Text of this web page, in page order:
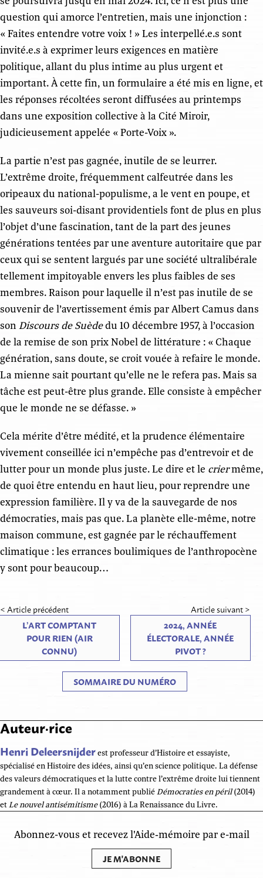
question qui amorce l’entretien, mais une injonction :
« Faites entendre votre voix ! » Les interpellé.e.s sont
invité.e.s à exprimer leurs exigences en matière
politique, allant du plus intime au plus urgent et
important. À cette fin, un formulaire a été mis en ligne, et
les réponses récoltées seront diffusées au printemps
dans une exposition collective à la Cité Miroir,
judicieusement appelée « Porte-Voix ».
La partie n’est pas gagnée, inutile de se leurrer.
L’extrême droite, fréquemment calfeutrée dans les
oripeaux du national-populisme, a le vent en poupe, et
les sauveurs soi-disant providentiels font de plus en plus
l’objet d’une fascination, tant de la part des jeunes
générations tentées par une aventure autoritaire que par
ceux qui se sentent largués par une société ultralibérale
tellement impitoyable envers les plus faibles de ses
membres. Raison pour laquelle il n’est pas inutile de se
souvenir de l’avertissement émis par Albert Camus dans
sonDiscours de Suèdedu 10 décembre 1957, à l’occasion
de la remise de son prix Nobel de littérature : « Chaque
génération, sans doute, se croit vouée à refaire le monde.
La mienne sait pourtant qu’elle ne le refera pas. Mais sa
tâche est peut-être plus grande. Elle consiste à empêcher
que le monde ne se défasse. »
Cela mérite d’être médité, et la prudence élémentaire
vivement conseillée ici n’empêche pas d’entrevoir et de
lutter pour un monde plus juste. Le dire et le criermême,
de quoi être entendu en haut lieu, pour reprendre une
expression familière. Il y va de la sauvegarde de nos
démocraties, mais pas que. La planète elle-même, notre
maison commune, est gagnée par le réchauffement
climatique : les errances boulimiques de l’anthropocène
y sont pour beaucoup…
< Article précédent
L’ART COMPTANT
POUR RIEN (AIR
CONNU)
Article suivant >
2024, ANNÉE
ÉLECTORALE, ANNÉE
PIVOT ?
SOMMAIRE DU NUMÉRO
Auteur·rice
Henri Deleersnijderest professeur d’Histoire et essayiste,
spécialisé en Histoire des idées, ainsi qu’en science politique. La défense
des valeurs démocratiques et la lutte contre l’extrême droite lui tiennent
grandement à cœur. Il a notamment publiéDémocraties en péril(2014)
etLe nouvel antisémitisme(2016) à La Renaissance du Livre.
Abonnez-vous et recevez l'Aide‑mémoire par e-mail
JE M'ABONNE